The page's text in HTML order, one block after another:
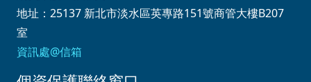
地址：25137 新北市淡水區英專路151號商管大樓B207
室
資訊處@信箱